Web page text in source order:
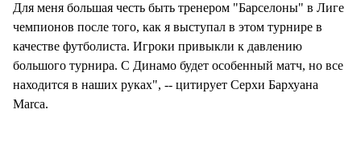
Для меня большая честь быть тренером "Барселоны" в Лиге
чемпионов после того, как я выступал в этом турнире в
качестве футболиста. Игроки привыкли к давлению
большого турнира. С Динамо будет особенный матч, но все
находится в наших руках", -- цитирует Серхи Бархуана
Marca.